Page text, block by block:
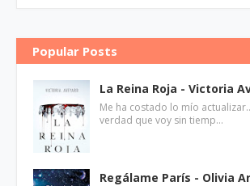
Popular Posts
La Reina Roja - Victoria
Me ha costado lo mío
verdad que voy sin tiemp…
Regálame París - Olivia